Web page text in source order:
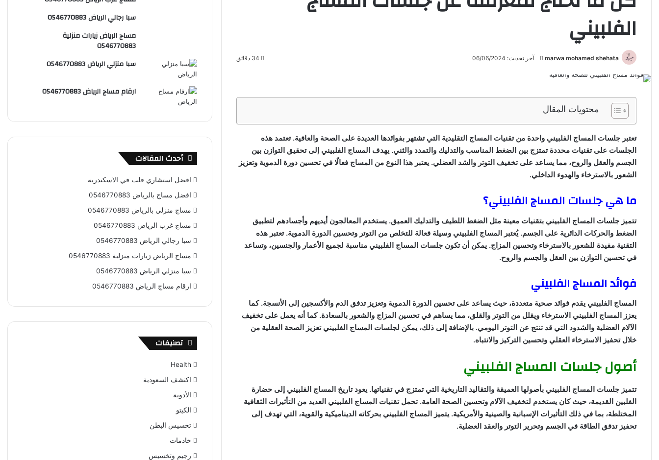
الفلبيني
marwa mohamed shehata
د
ا
إ
ل
ت
و
ن
ي
ا
آخر تحديث: 06/06/2024
محتويات المقال
تعتبر جلسات المساج الفلبيني واحدة من تقنيات المساج التقليدية التي تشتهر بفوائدها العديدة على الصحة والعافية. تعتمد هذه
الجلسات على تقنيات محددة تمتزج بين الضغط المناسب والتدليك والتمدد والثني. يهدف المساج الفلبيني إلى تحقيق التوازن بين
الجسم والعقل والروح، مما يساعد على تخفيف التوتر والشد العضلي. يعتبر هذا النوع من المساج فعالًا في تحسين دورة الدموية وتعزيز
الشعور بالاسترخاء والهدوء الداخلي.
ما هي جلسات المساج الفلبيني؟
تتميز جلسات المساج الفلبيني بتقنيات معينة مثل الضغط اللطيف والتدليك العميق. يستخدم المعالجون أيديهم وأجسادهم لتطبيق
الضغط والحركات الدائرية على الجسم. يُعتبر المساج الفلبيني وسيلة فعالة للتخلص من التوتر وتحسين الدورة الدموية. تعتبر هذه
التقنية مفيدة للشعور بالاسترخاء وتحسين المزاج. يمكن أن تكون جلسات المساج الفلبيني مناسبة لجميع الأعمار والجنسين، وتساعد
في تحسين التوازن بين العقل والجسم والروح.
فوائد المساج الفلبيني
المساج الفلبيني يقدم فوائد صحية متعددة، حيث يساعد على تحسين الدورة الدموية وتعزيز تدفق الدم والأكسجين إلى الأنسجة. كما
يعزز المساج الفلبيني الاسترخاء ويقلل من التوتر والقلق، مما يساهم في تحسين المزاج والشعور بالسعادة. كما أنه يعمل على تخفيف
الآلام العضلية والشدود التي قد تنتج عن التوتر اليومي. بالإضافة إلى ذلك، يمكن لجلسات المساج الفلبيني تعزيز الصحة العقلية من
خلال تحفيز الاسترخاء العقلي وتحسين التركيز والانتباه.
أصول جلسات المساج الفلبيني
تتميز جلسات المساج الفلبيني بأصولها العميقة والتقاليد التاريخية التي تمتزج في تقنياتها. يعود تاريخ المساج الفلبيني إلى حضارة
الفلبين القديمة، حيث كان يستخدم لتخفيف الآلام وتحسين الصحة العامة. تحمل تقنيات المساج الفلبيني العديد من التأثيرات الثقافية
المختلطة، بما في ذلك التأثيرات الإسبانية والصينية والأمريكية. يتميز المساج الفلبيني بحركاته الديناميكية والقوية، التي تهدف إلى
تحفيز تدفق الطاقة في الجسم وتحرير التوتر والعقد العضلية.
س
ت
e
و
ق
R
سبا رجالي الرياض 0546770883
مساج الرياض زيارات منزلية
0546770883
سبا منزلي الرياض 0546770883
ارقام مساج الرياض 0546770883
أحدث المقالات
افضل استشاري قلب في الاسكندرية
افضل مساج بالرياض 0546770883
مساج منزلي بالرياض 0546770883
مساج غرب الرياض 0546770883
سبا رجالي الرياض 0546770883
مساج الرياض زيارات منزلية 0546770883
سبا منزلي الرياض 0546770883
ارقام مساج الرياض 0546770883
تصنيفات
Health
اكتشف السعودية
الأدوية
الكيتو
تخسيس البطن
خادمات
رجيم وتخسيس